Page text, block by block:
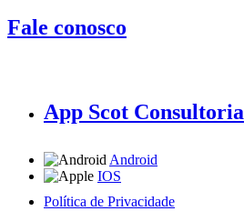
Fale conosco
App Scot Consultoria
Android
IOS
Política de Privacidade